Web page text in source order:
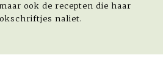
ook de recepten die haar
naliet.